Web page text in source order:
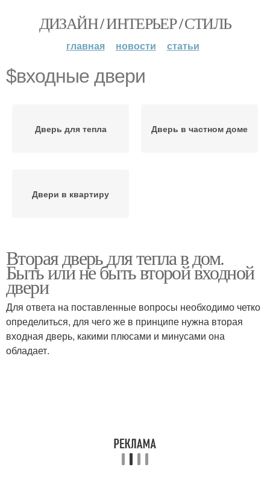
ДИЗАЙН / ИНТЕРЬЕР / СТИЛЬ
главная новости статьи
$входные двери
Дверь для тепла Дверь в частном доме
Двери в квартиру
Вторая дверь для тепла в дом.
Быть или не быть второй входной
двери
Для ответа на поставленные вопросы необходимо четко
определиться, для чего же в принципе нужна вторая
входная дверь, какими плюсами и минусами она
обладает.